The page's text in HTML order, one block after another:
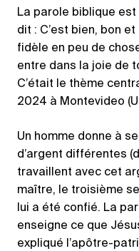
La parole biblique est
dit : C’est bien, bon
fidèle en peu de
entre dans la joie de
C’était le thème
2024 à Montevideo
Un homme donne à
d’argent différentes
travaillent avec cet
maître, le troisième
lui a été confié. La
enseigne ce que
expliqué l’apôtre-